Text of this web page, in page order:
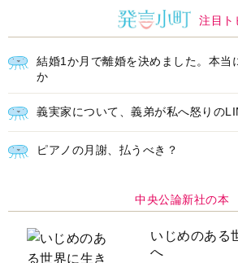
注目ト
結婚1か月で離婚を決めました。本当
か
義実家について、義弟が私へ怒りの
ピアノの月謝、払うべき？
中央公論新社の本
いじめのある
へ